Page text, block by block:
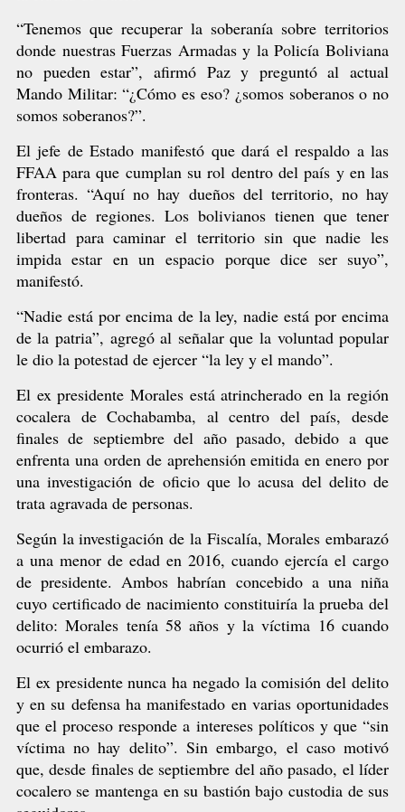
“Tenemos que recuperar la soberanía sobre territorios
donde nuestras Fuerzas Armadas y la Policía Boliviana
no pueden estar”, afirmó Paz y preguntó al actual
Mando Militar: “¿Cómo es eso? ¿somos soberanos o no
somos soberanos?”.
El jefe de Estado manifestó que dará el respaldo a las
FFAA para que cumplan su rol dentro del país y en las
fronteras. “Aquí no hay dueños del territorio, no hay
dueños de regiones. Los bolivianos tienen que tener
libertad para caminar el territorio sin que nadie les
impida estar en un espacio porque dice ser suyo”,
manifestó.
“Nadie está por encima de la ley, nadie está por encima
de la patria”, agregó al señalar que la voluntad popular
le dio la potestad de ejercer “la ley y el mando”.
El ex presidente Morales está atrincherado en la región
cocalera de Cochabamba, al centro del país, desde
finales de septiembre del año pasado, debido a que
enfrenta una orden de aprehensión emitida en enero por
una investigación de oficio que lo acusa del delito de
trata agravada de personas.
Según la investigación de la Fiscalía, Morales embarazó
a una menor de edad en 2016, cuando ejercía el cargo
de presidente. Ambos habrían concebido a una niña
cuyo certificado de nacimiento constituiría la prueba del
delito: Morales tenía 58 años y la víctima 16 cuando
ocurrió el embarazo.
El ex presidente nunca ha negado la comisión del delito
y en su defensa ha manifestado en varias oportunidades
que el proceso responde a intereses políticos y que “sin
víctima no hay delito”. Sin embargo, el caso motivó
que, desde finales de septiembre del año pasado, el líder
cocalero se mantenga en su bastión bajo custodia de sus